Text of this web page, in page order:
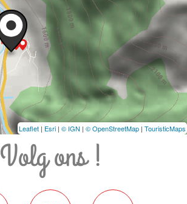
Leaflet | Esri | © IGN | © OpenStreetMap | TouristicMaps
Volg ons !